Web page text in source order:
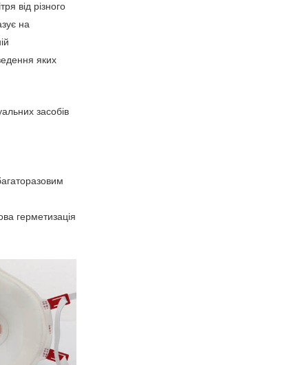
від різного
на
яких
засобів
герметизація